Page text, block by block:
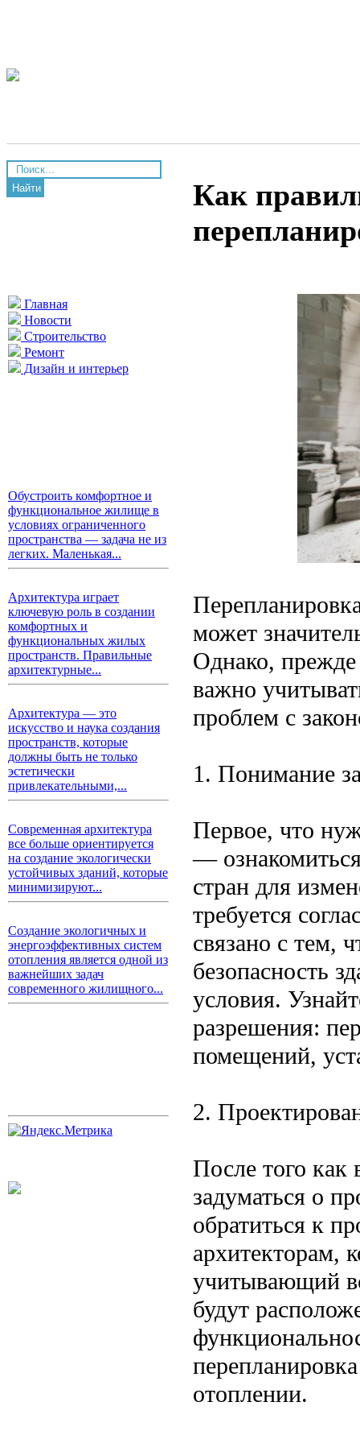
Найти
Главная
Новости
Строительство
Ремонт
Дизайн и интерьер
Обустроить комфортное и
функциональное жилище в
условиях ограниченного
пространства — задача не из
легких. Маленькая...
Архитектура играет
ключевую роль в создании
комфортных и
функциональных жилых
пространств. Правильные
архитектурные...
Архитектура — это
искусство и наука создания
пространств, которые
должны быть не только
эстетически
привлекательными,...
Современная архитектура
все больше ориентируется
на создание экологически
устойчивых зданий, которые
минимизируют...
Создание экологичных и
энергоэффективных систем
отопления является одной из
важнейших задач
современного жилищного...
Как
может
Однако,
важно
проблем с
1. Понимание
Первое, что
—
стран для
требуется
связано с тем,
безопасность
условия.
разрешения:
помещений,
2.
После того как
задуматься о
обратиться к
архитекторам,
учитывающий
будут
отоплении.